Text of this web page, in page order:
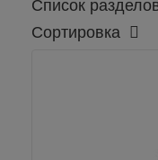
Сортировка